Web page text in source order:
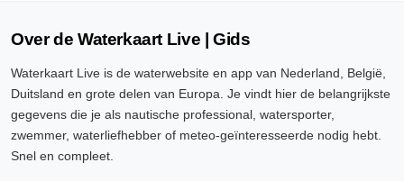
Over de Waterkaart Live | Gids
Waterkaart Live is de waterwebsite en app van Nederland, België,
Duitsland en grote delen van Europa. Je vindt hier de belangrijkste
gegevens die je als nautische professional, watersporter,
zwemmer, waterliefhebber of meteo-geïnteresseerde nodig hebt.
Snel en compleet.